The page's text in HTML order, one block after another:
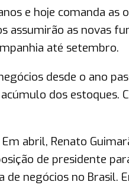
e hoje comanda as
assumirão as novas
até setembro.
desde o ano
dos estoques.
abril, Renato
de presidente
negócios no Brasil.